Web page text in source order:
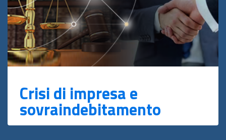
Crisi di impresa e
sovraindebitamento